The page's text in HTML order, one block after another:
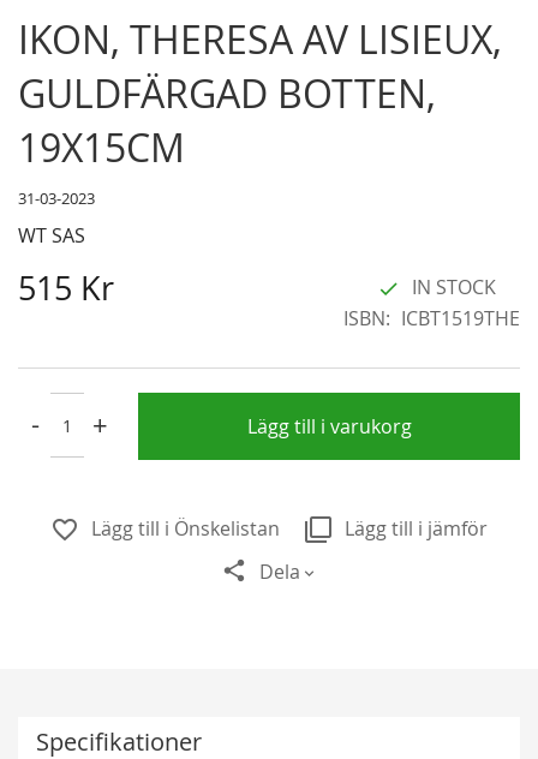
IKON, THERESA AV LISIEUX,
GULDFÄRGAD BOTTEN,
19X15CM
31-03-2023
WT SAS
515 Kr
IN STOCK
ISBN
ICBT1519THE
- + Lägg till i varukorg
Lägg till i Önskelistan
Lägg till i jämför
Dela
Skip
to
the
beginning
of
the
gallery
Specifikationer